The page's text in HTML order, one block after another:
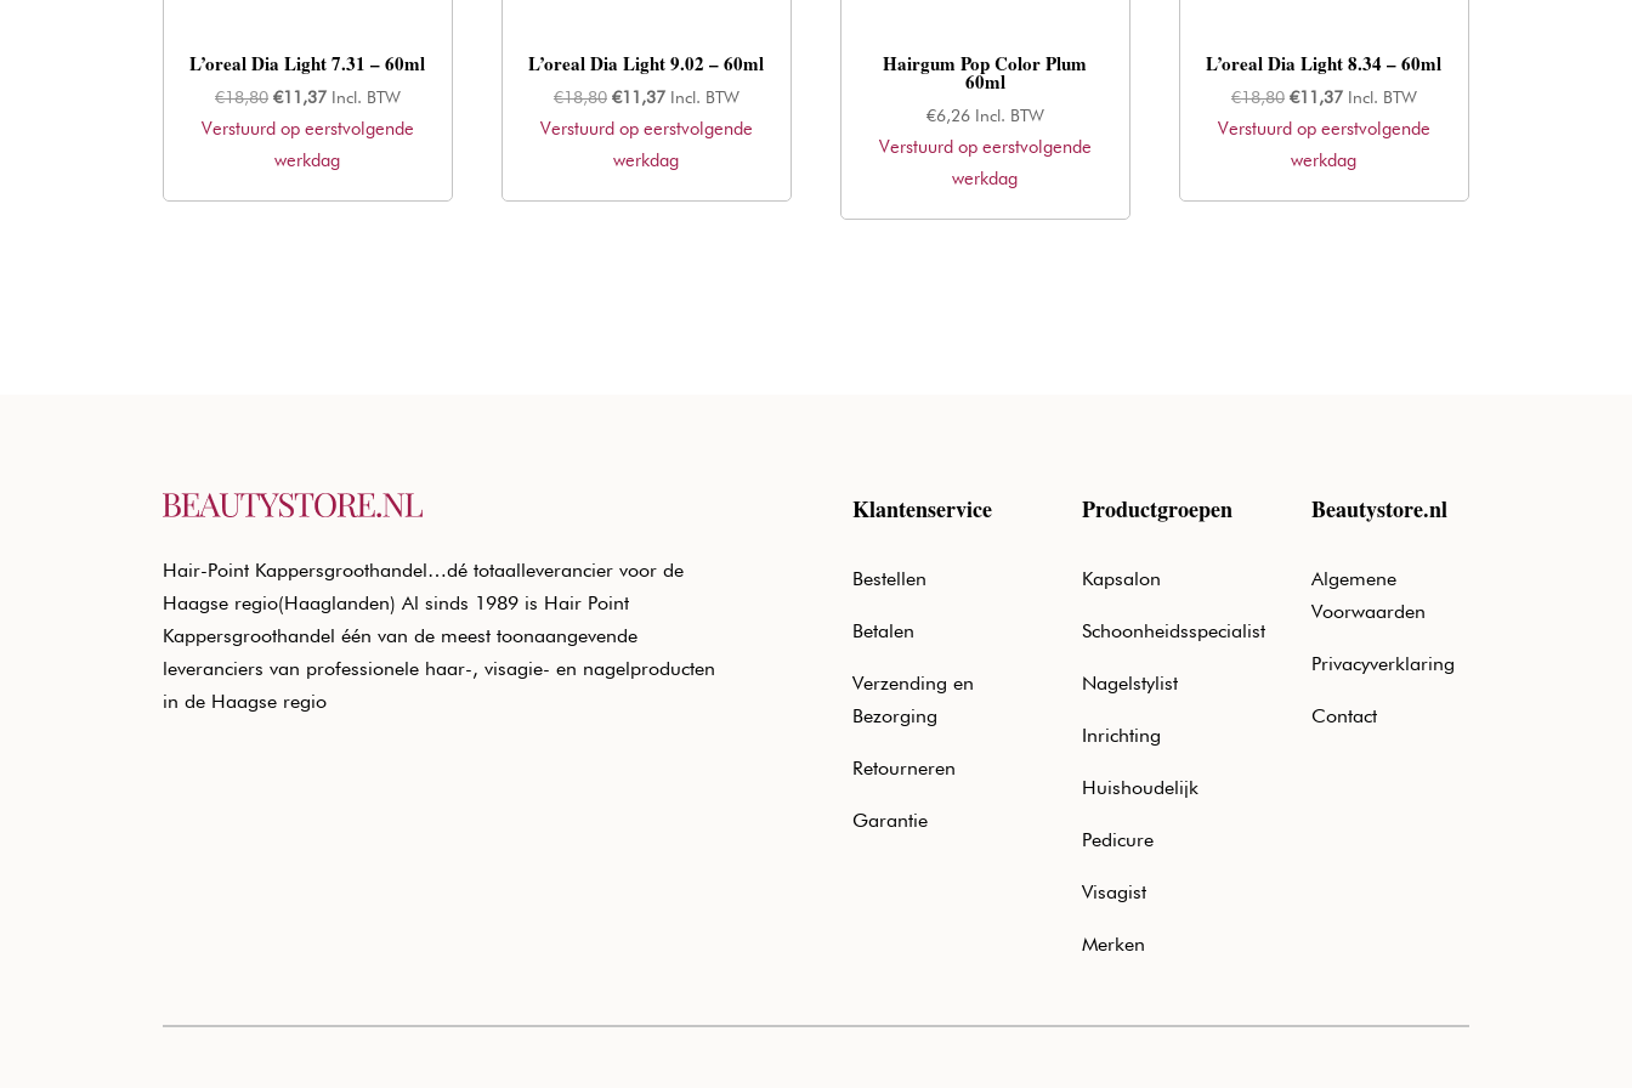
L’oreal Dia Light 7.31 – 60ml
€18,80 Oorspronkelijke
prijs
was:
€11,37Huidige
prijs
is:
Incl. BTW
Verstuurd op eerstvolgende
werkdag
L’oreal Dia Light 9.02 – 60ml
€18,80 Oorspronkelijke
prijs
was:
€11,37Huidige
prijs
is:
Incl. BTW
Verstuurd op eerstvolgende
werkdag
Hairgum Pop Color Plum
60ml
€6,26 Incl. BTW
Verstuurd op eerstvolgende
werkdag
L’oreal Dia Light 8.34 – 60ml
€18,80 Oorspronkelijke
prijs
was:
€11,37Huidige
prijs
is:
Incl. BTW
Verstuurd op eerstvolgende
werkdag
Hair-Point Kappersgroothandel…dé totaalleverancier voor de
Haagse regio(Haaglanden) Al sinds 1989 is Hair Point
Kappersgroothandel één van de meest toonaangevende
leveranciers van professionele haar-, visagie- en nagelproducten
in de Haagse regio
Klantenservice
Bestellen
Betalen
Verzending en
Bezorging
Retourneren
Garantie
Productgroepen
Kapsalon
Schoonheidsspecialist
Nagelstylist
Inrichting
Huishoudelijk
Pedicure
Visagist
Merken
Beautystore.nl
Algemene
Voorwaarden
Privacyverklaring
Contact